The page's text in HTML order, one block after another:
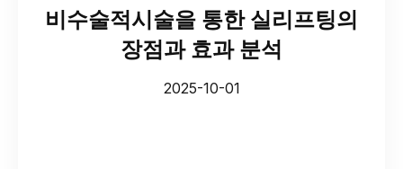
비수술적시술을 통한 실리프팅의
장점과 효과 분석
2025-10-01